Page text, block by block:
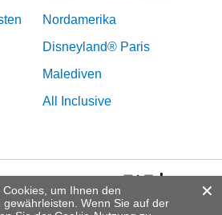
um Ihnen den
Wenn Sie auf der
Nordamerika
Disneyland® Paris
Malediven
All Inclusive